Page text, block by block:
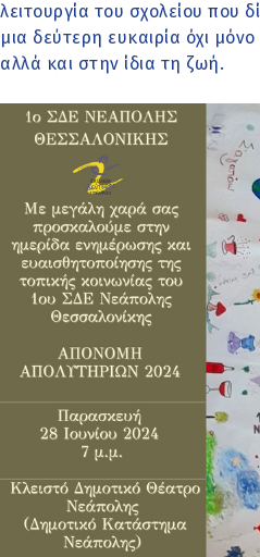
λειτουργία του σχολείου που
μια δεύτερη ευκαιρία όχι
αλλά και στην ίδια τη ζωή.